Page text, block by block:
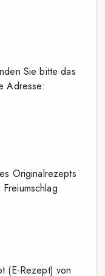
Sie bitte das
Adresse:
Originalrezepts
(E-Rezept) von